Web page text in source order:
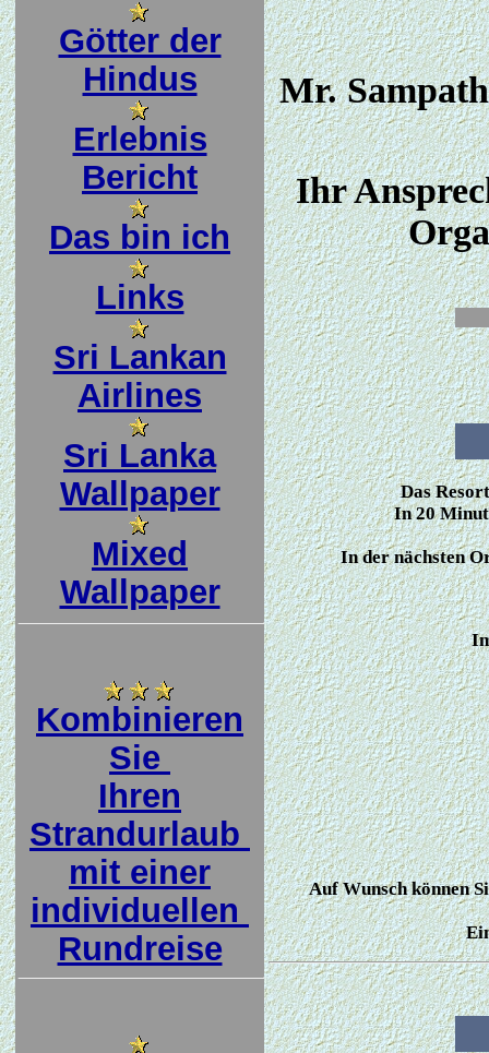
Götter der
Hindus
Erlebnis
Bericht
Das bin ich
Links
Sri Lankan
Airlines
Sri Lanka
Wallpaper
Mixed
Wallpaper
Kombinieren
Sie
Ihren
Strandurlaub
mit einer
individuellen
Rundreise
Mr.
Ihr
Das
In 20
In der nächsten
Auf Wunsch können